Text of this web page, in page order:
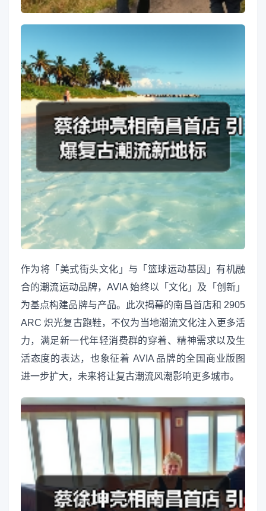
作为将「美式街头文化」与「篮球运动基因」有机融
合的潮流运动品牌，AVIA 始终以「文化」及「创新」
为基点构建品牌与产品。此次揭幕的南昌首店和 2905
ARC 炽光复古跑鞋，不仅为当地潮流文化注入更多活
力，满足新一代年轻消费群的穿着、精神需求以及生
活态度的表达，也象征着 AVIA 品牌的全国商业版图
进一步扩大，未来将让复古潮流风潮影响更多城市。